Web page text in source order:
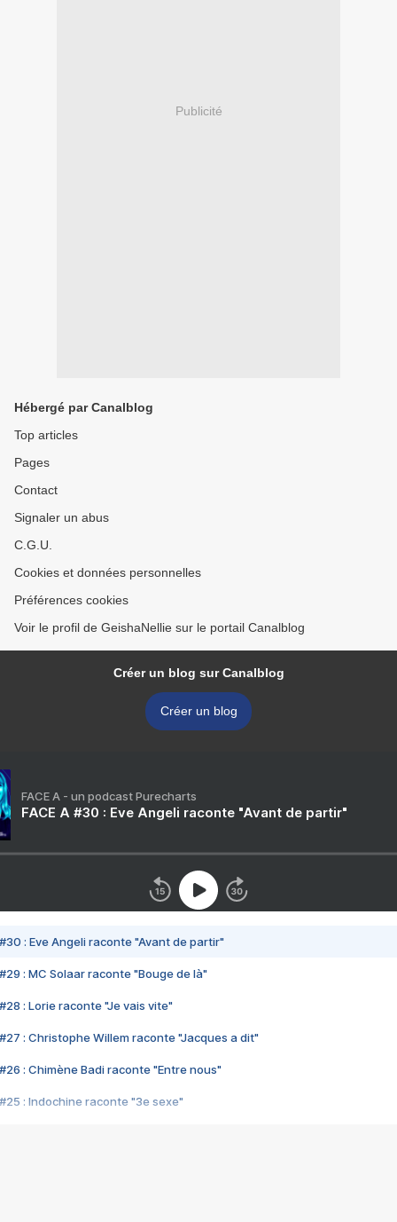
Publicité
Hébergé par Canalblog
Top articles
Pages
Contact
Signaler un abus
C.G.U.
Cookies et données personnelles
Préférences cookies
Voir le profil de GeishaNellie sur le portail Canalblog
Créer un blog sur Canalblog
Créer un blog
FACE A - un podcast Purecharts
FACE A #30 : Eve Angeli raconte "Avant de partir"
#30 : Eve Angeli raconte "Avant de partir"
#29 : MC Solaar raconte "Bouge de là"
#28 : Lorie raconte "Je vais vite"
#27 : Christophe Willem raconte "Jacques a dit"
#26 : Chimène Badi raconte "Entre nous"
#25 : Indochine raconte "3e sexe"